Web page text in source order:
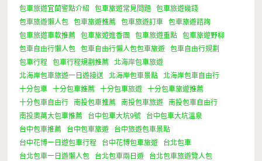
包車旅遊宜蘭警點介紹
包車旅遊常見問題
包車旅遊幾錢
包車旅遊懶人包
包車旅遊推薦 包車旅遊訂車
包車旅遊諮詢
包車旅遊車款推薦
包車旅遊進香團 包車旅遊重點
包車旅遊野柳
包車自由行懶人包
包車自由行懶人包包車旅遊
包車自由行規劃
包車行程
包車行程規劃推薦
北海岸包車旅遊
北海岸包車旅遊一日遊接送
北海岸包車景點
北海岸包車自由行
十分包車
十分包車推薦 十分包車旅遊
十分包車旅遊推薦
十分包車自由行
南投包車推薦 南投包車旅遊
南投包車自由行
南投奧萬大包車推薦
台中包車大坑9號
台中包車大坑溫泉
台中包車推薦
台中包車旅遊
台中旅遊包車景點
台中花博一日遊包車行程
台中花博包車旅遊
台北包車
台北包車一日遊懶人包
台北包車兩日遊
台北包車旅遊覽人包